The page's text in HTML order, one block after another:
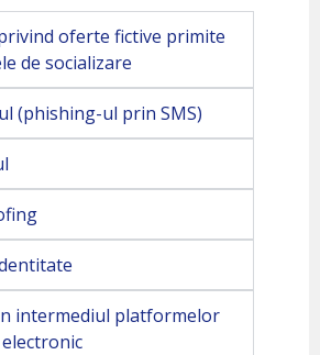
oferte fictive primite
de socializare
(phishing-ul prin SMS)
intermediul platformelor